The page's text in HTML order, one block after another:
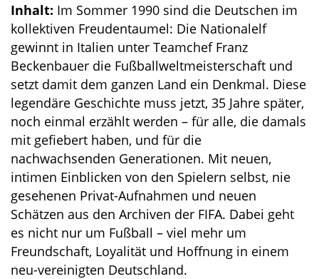
Inhalt: Im Sommer 1990 sind die Deutschen im
kollektiven Freudentaumel: Die Nationalelf
gewinnt in Italien unter Teamchef Franz
Beckenbauer die Fußballweltmeisterschaft und
setzt damit dem ganzen Land ein Denkmal. Diese
legendäre Geschichte muss jetzt, 35 Jahre später,
noch einmal erzählt werden – für alle, die damals
mit gefiebert haben, und für die
nachwachsenden Generationen. Mit neuen,
intimen Einblicken von den Spielern selbst, nie
gesehenen Privat-Aufnahmen und neuen
Schätzen aus den Archiven der FIFA. Dabei geht
es nicht nur um Fußball – viel mehr um
Freundschaft, Loyalität und Hoffnung in einem
neu-vereinigten Deutschland.